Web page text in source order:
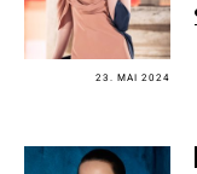
23. MAI 2024